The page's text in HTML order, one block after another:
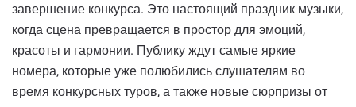
завершение конкурса. Это настоящий праздник музыки,
когда сцена превращается в простор для эмоций,
красоты и гармонии. Публику ждут самые яркие
номера, которые уже полюбились слушателям во
время конкурсных туров, а также новые сюрпризы от